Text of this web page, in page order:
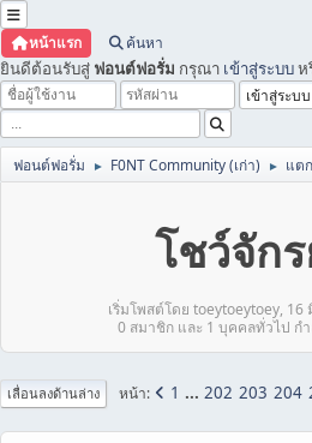
หน้าแรก ค้นหา
ยินดีต้อนรับสู่ ฟอนต์ฟอรั่ม กรุณา เข้าสู่ระบบห
ฟอนต์ฟอรั่ม ► F0NT Community (เก่า) ► แต
โชว์จัก
เริ่มโพสต์โดย toeytoeytoey, 16
0 สมาชิก และ 1 บุคคลทั่วไป ก
เลื่อนลงด้านล่าง หน้า 1 ... 202 203 204